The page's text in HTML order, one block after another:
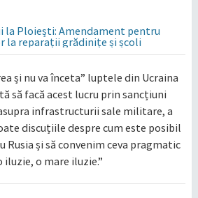
la Ploiești: Amendament pentru
la reparații grădinițe și școli
și nu va înceta” luptele din Ucraina
să facă acest lucru prin sancțiuni
infrastructurii sale militare, a
discuțiile despre cum este posibil
Rusia și să convenim ceva pragmatic
o mare iluzie.”